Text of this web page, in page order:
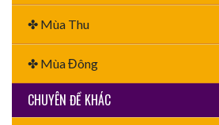
✤ Mùa Thu
✤ Mùa Đông
CHUYÊN ĐỀ KHÁC